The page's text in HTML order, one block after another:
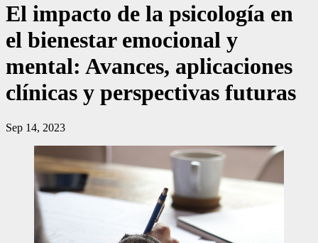
El impacto de la psicología en
el bienestar emocional y
mental: Avances, aplicaciones
clínicas y perspectivas futuras
Sep 14, 2023